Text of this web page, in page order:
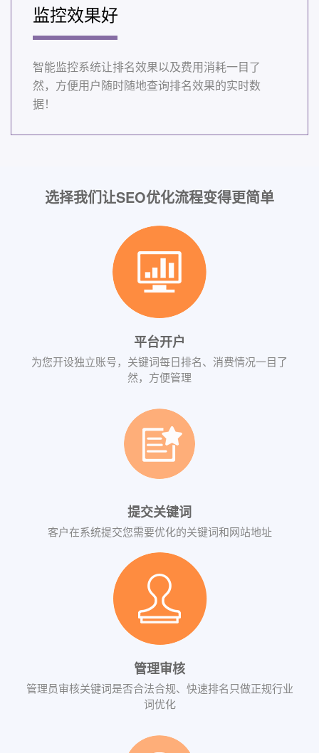
监控效果好
智能监控系统让排名效果以及费用消耗一目了
然，方便用户随时随地查询排名效果的实时数
据！
选择我们让SEO优化流程变得更简单
平台开户
为您开设独立账号，关键词每日排名、消费情况一目了
然，方便管理
提交关键词
客户在系统提交您需要优化的关键词和网站地址
管理审核
管理员审核关键词是否合法合规、快速排名只做正规行业
词优化